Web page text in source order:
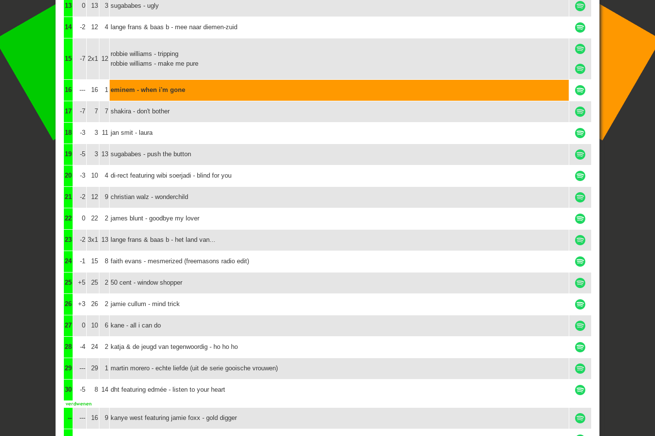
13 0 13 3 sugababes - ugly
14 -2 12 4 lange frans & baas b - mee naar diemen-zuid
15 -7 2x1 12
robbie williams - tripping
robbie williams - make me pure
16 --- 16 1 eminem - when i'm gone
17 -7 7 7 shakira - don't bother
18 -3 3 11 jan smit - laura
19 -5 3 13 sugababes - push the button
20 -3 10 4 di-rect featuring wibi soerjadi - blind for you
21 -2 12 9 christian walz - wonderchild
22 0 22 2 james blunt - goodbye my lover
23 -2 3x1 13 lange frans & baas b - het land van...
24 -1 15 8 faith evans - mesmerized (freemasons radio edit)
25 +5 25 2 50 cent - window shopper
26 +3 26 2 jamie cullum - mind trick
27 0 10 6 kane - all i can do
28 -4 24 2 katja & de jeugd van tegenwoordig - ho ho ho
29 --- 29 1 martin morero - echte liefde (uit de serie gooische vrouwen)
30 -5 8 14 dht featuring edmée - listen to your heart
-- --- 16 9 kanye west featuring jamie foxx - gold digger